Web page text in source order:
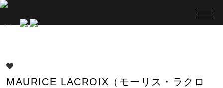
MAURICE LACROIX（モーリス・ラクロ